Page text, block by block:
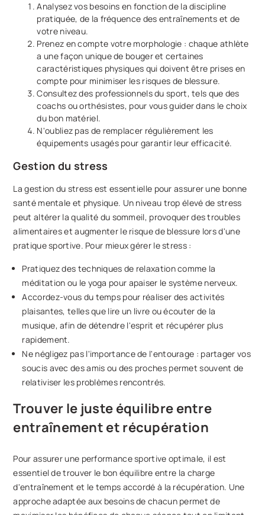
Analysez vos besoins en fonction de la discipline
pratiquée, de la fréquence des entraînements et de
votre niveau.
Prenez en compte votre morphologie : chaque athlète
a une façon unique de bouger et certaines
caractéristiques physiques qui doivent être prises en
compte pour minimiser les risques de blessure.
Consultez des professionnels du sport, tels que des
coachs ou orthésistes, pour vous guider dans le choix
du bon matériel.
N'oubliez pas de remplacer régulièrement les
équipements usagés pour garantir leur efficacité.
Gestion du stress
La gestion du stress est essentielle pour assurer une bonne
santé mentale et physique. Un niveau trop élevé de stress
peut altérer la qualité du sommeil, provoquer des troubles
alimentaires et augmenter le risque de blessure lors d'une
pratique sportive. Pour mieux gérer le stress :
Pratiquez des techniques de relaxation comme la
méditation ou le yoga pour apaiser le système nerveux.
Accordez-vous du temps pour réaliser des activités
plaisantes, telles que lire un livre ou écouter de la
musique, afin de détendre l'esprit et récupérer plus
rapidement.
Ne négligez pas l'importance de l'entourage : partager vos
soucis avec des amis ou des proches permet souvent de
relativiser les problèmes rencontrés.
Trouver le juste équilibre entre
entraînement et récupération
Pour assurer une performance sportive optimale, il est
essentiel de trouver le bon équilibre entre la charge
d'entraînement et le temps accordé à la récupération. Une
approche adaptée aux besoins de chacun permet de